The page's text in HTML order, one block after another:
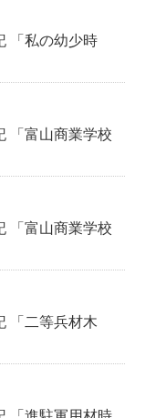
「私の幼少時
「富山商業学校
「富山商業学校
「二等兵材木